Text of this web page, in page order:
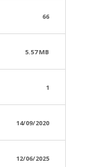
66
5.57 MB
1
14/09/2020
12/06/2025